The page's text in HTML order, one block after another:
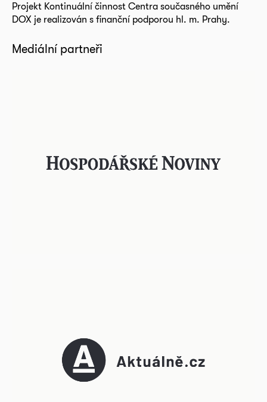
Projekt Kontinuální činnost Centra současného umění
DOX je realizován s finanční podporou hl. m. Prahy.
Mediální partneři